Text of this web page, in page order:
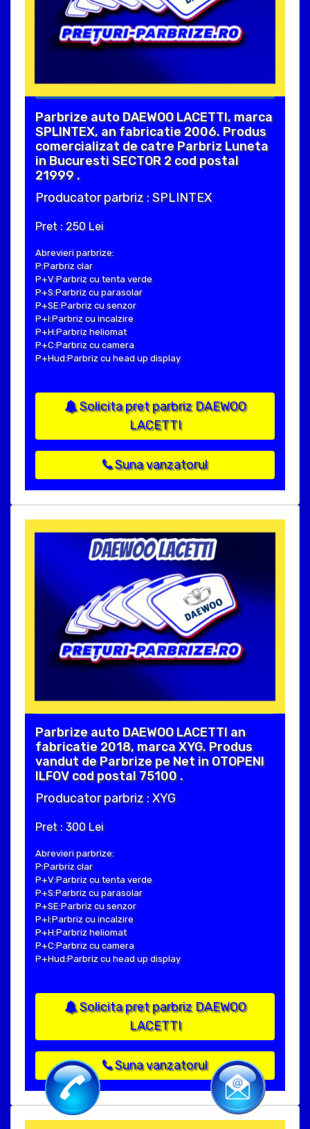
Parbrize auto DAEWOO LACETTI, marca
SPLINTEX, an fabricatie 2006. Produs
comercializat de catre Parbriz Luneta
in Bucuresti SECTOR 2 cod postal
21999 .
Producator parbriz : SPLINTEX
Pret : 250 Lei
Abrevieri parbrize:
P:Parbriz clar
P+V:Parbriz cu tenta verde
P+S:Parbriz cu parasolar
P+SE:Parbriz cu senzor
P+I:Parbriz cu incalzire
P+H:Parbriz heliomat
P+C:Parbriz cu camera
P+Hud:Parbriz cu head up display
Solicita pret parbriz DAEWOO
LACETTI
Suna vanzatorul
Parbrize auto DAEWOO LACETTI an
fabricatie 2018, marca XYG. Produs
vandut de Parbrize pe Net in OTOPENI
ILFOV cod postal 75100 .
Producator parbriz : XYG
Pret : 300 Lei
Abrevieri parbrize:
P:Parbriz clar
P+V:Parbriz cu tenta verde
P+S:Parbriz cu parasolar
P+SE:Parbriz cu senzor
P+I:Parbriz cu incalzire
P+H:Parbriz heliomat
P+C:Parbriz cu camera
P+Hud:Parbriz cu head up display
Solicita pret parbriz DAEWOO
LACETTI
Suna vanzatorul